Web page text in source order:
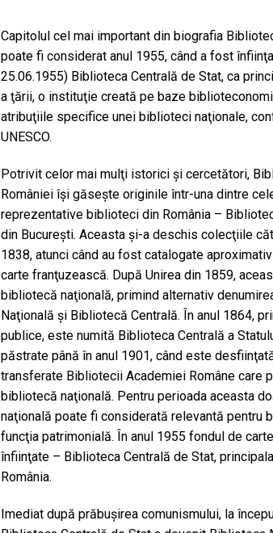
Capitolul cel mai important din biografia
poate fi considerat anul 1955, când a fost
25.06.1955) Biblioteca Centrală de Stat, ca
a ţării, o instituţie creată pe baze
atribuţiile specifice unei biblioteci naţionale,
UNESCO.
Potrivit celor mai mulţi istorici şi cercetători,
României îşi găseşte originile într-una dintre
reprezentative biblioteci din România –
din Bucureşti. Aceasta şi-a deschis colecţiile
1838, atunci când au fost catalogate
carte franţuzească. După Unirea din 1859,
bibliotecă naţională, primind alternativ
Naţională şi Bibliotecă Centrală. În anul 1864,
publice, este numită Biblioteca Centrală a
păstrate până în anul 1901, când este
transferate Bibliotecii Academiei Române care
bibliotecă naţională. Pentru perioada aceasta
naţională poate fi considerată relevantă pentru
funcţia patrimonială. În anul 1955 fondul de
înfiinţate – Biblioteca Centrală de Stat,
România.
Imediat după prăbuşirea comunismului, la